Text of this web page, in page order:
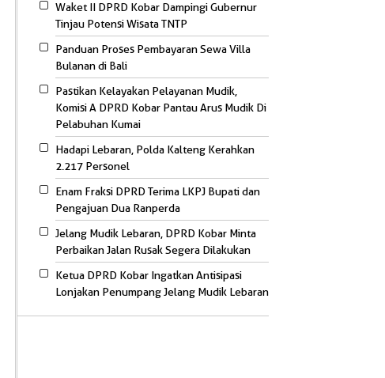
Waket II DPRD Kobar Dampingi Gubernur
Tinjau Potensi Wisata TNTP
Panduan Proses Pembayaran Sewa Villa
Bulanan di Bali
Pastikan Kelayakan Pelayanan Mudik,
Komisi A DPRD Kobar Pantau Arus Mudik Di
Pelabuhan Kumai
Hadapi Lebaran, Polda Kalteng Kerahkan
2.217 Personel
Enam Fraksi DPRD Terima LKPJ Bupati dan
Pengajuan Dua Ranperda
Jelang Mudik Lebaran, DPRD Kobar Minta
Perbaikan Jalan Rusak Segera Dilakukan
Ketua DPRD Kobar Ingatkan Antisipasi
Lonjakan Penumpang Jelang Mudik Lebaran